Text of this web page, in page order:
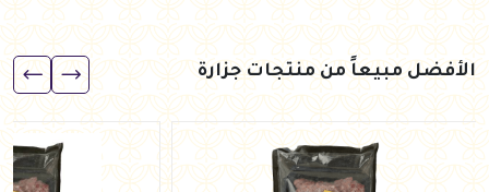
الأفضل مبيعاً من منتجات جزارة